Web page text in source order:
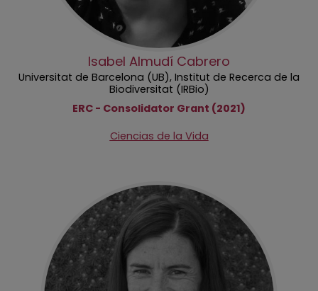
Isabel Almudí Cabrero
Universitat de Barcelona (UB), Institut de Recerca de la
Biodiversitat (IRBio)
ERC - Consolidator Grant (2021)
Ciencias de la Vida